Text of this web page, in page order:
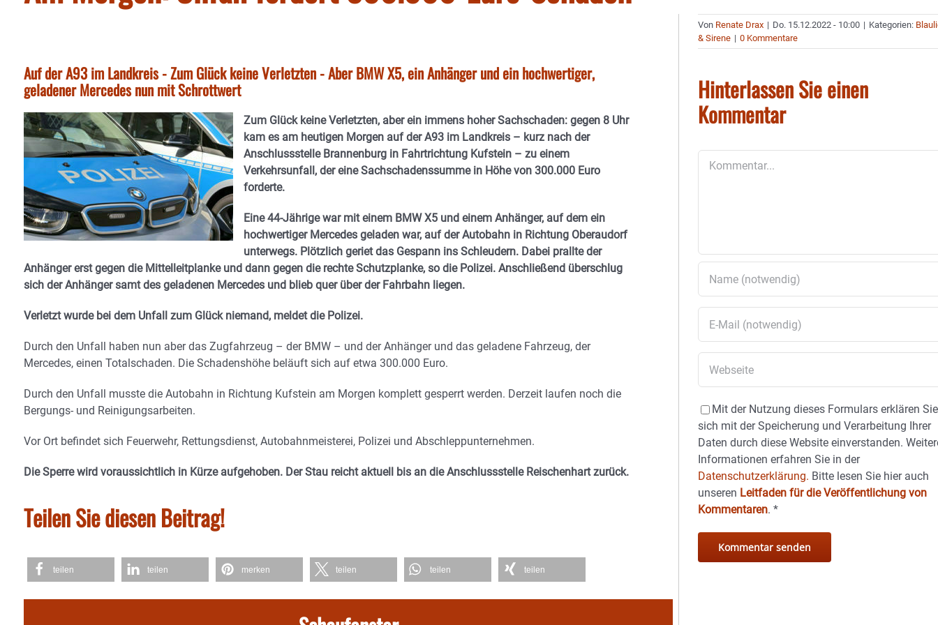
Auf der A93 im Landkreis - Zum Glück keine Verletzten - Aber BMW X5, ein Anhänger und ein hochwertiger,
geladener Mercedes nun mit Schrottwert
Zum Glück keine Verletzten, aber ein immens hoher Sachschaden: gegen 8 Uhr
kam es am heutigen Morgen auf der A93 im Landkreis – kurz nach der
Anschlussstelle Brannenburg in Fahrtrichtung Kufstein – zu einem
Verkehrsunfall, der eine Sachschadenssumme in Höhe von 300.000 Euro
forderte.
Eine 44-Jährige war mit einem BMW X5 und einem Anhänger, auf dem ein
hochwertiger Mercedes geladen war, auf der Autobahn in Richtung Oberaudorf
unterwegs. Plötzlich geriet das Gespann ins Schleudern. Dabei prallte der
Anhänger erst gegen die Mittelleitplanke und dann gegen die rechte Schutzplanke, so die Polizei. Anschließend überschlug
sich der Anhänger samt des geladenen Mercedes und blieb quer über der Fahrbahn liegen.
Verletzt wurde bei dem Unfall zum Glück niemand, meldet die Polizei.
Durch den Unfall haben nun aber das Zugfahrzeug – der BMW – und der Anhänger und das geladene Fahrzeug, der
Mercedes, einen Totalschaden. Die Schadenshöhe beläuft sich auf etwa 300.000 Euro.
Durch den Unfall musste die Autobahn in Richtung Kufstein am Morgen komplett gesperrt werden. Derzeit laufen noch die
Bergungs- und Reinigungsarbeiten.
Vor Ort befindet sich Feuerwehr, Rettungsdienst, Autobahnmeisterei, Polizei und Abschleppunternehmen.
Die Sperre wird voraussichtlich in Kürze aufgehoben. Der Stau reicht aktuell bis an die Anschlussstelle Reischenhart zurück.
Teilen Sie diesen Beitrag!
teilen teilen merken teilen teilen teilen
Von Renate Drax | Do. 15.12.2022 - 10:00 | Kategorien:
& Sirene | 0 Kommentare
Hinterlassen Sie einen
Kommentar
Mit der Nutzung dieses Formulars erklären Sie
sich mit der Speicherung und Verarbeitung Ihrer
Daten durch diese Website einverstanden.
Informationen erfahren Sie in der
Datenschutzerklärung. Bitte lesen Sie hier auch
unseren Leitfaden für die Veröffentlichung von
Kommentaren.*